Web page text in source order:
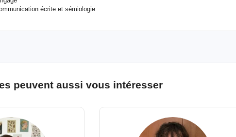
écrite et sémiologie
peuvent aussi vous intéresser